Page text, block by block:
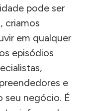
pode ser
criamos
em qualquer
episódios
e
seu negócio. É